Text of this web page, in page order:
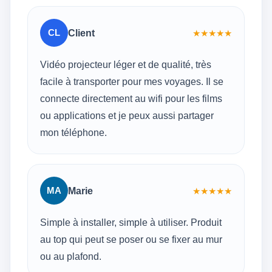
CL Client ★★★★★
Vidéo projecteur léger et de qualité, très
facile à transporter pour mes voyages. Il se
connecte directement au wifi pour les films
ou applications et je peux aussi partager
mon téléphone.
MA Marie ★★★★★
Simple à installer, simple à utiliser. Produit
au top qui peut se poser ou se fixer au mur
ou au plafond.